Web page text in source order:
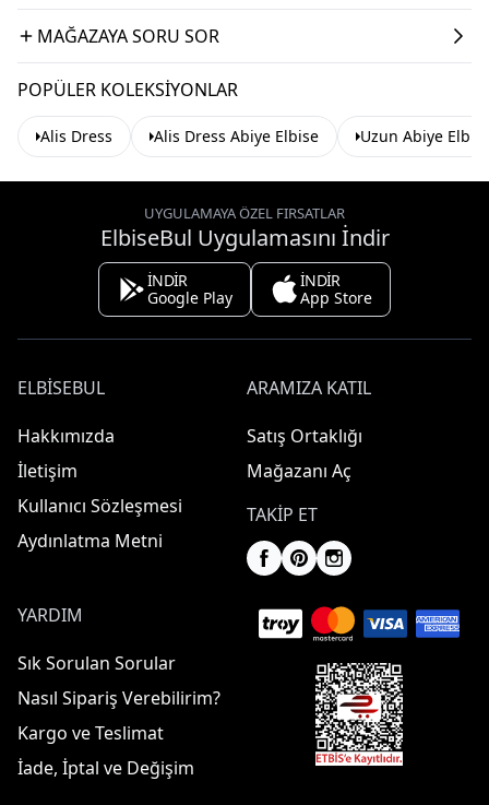
MAĞAZAYA SORU SOR
POPÜLER KOLEKSIYONLAR
Alis Dress Alis Dress Abiye Elbise Uzun Abiye
UYGULAMAYA ÖZEL FIRSATLAR
ElbiseBul Uygulamasını İndir
İNDİR
Google Play
İNDİR
App Store
ELBISEBUL
Hakkımızda
İletişim
Kullanıcı Sözleşmesi
Aydınlatma Metni
ARAMIZA KATIL
Satış Ortaklığı
Mağazanı Aç
TAKIP ET
YARDIM
Sık Sorulan Sorular
Nasıl Sipariş Verebilirim?
Kargo ve Teslimat
İade, İptal ve Değişim